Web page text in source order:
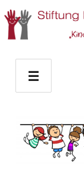
Stiftung Ev.
☰